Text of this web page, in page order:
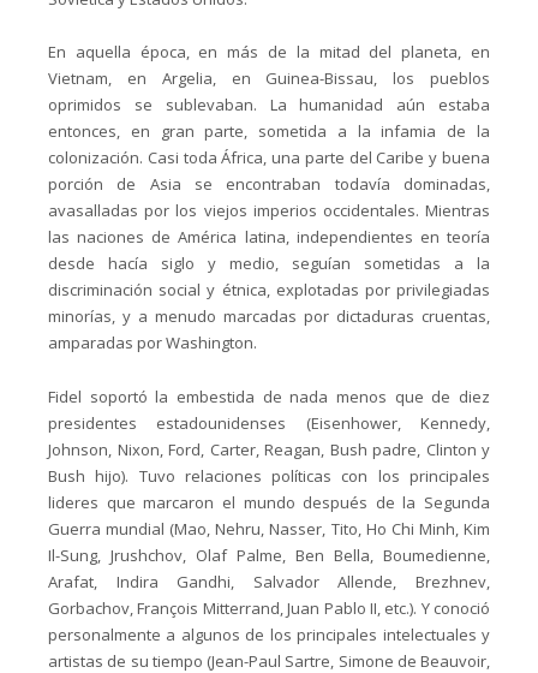
En aquella época, en más de la mitad del planeta, en
Vietnam, en Argelia, en Guinea-Bissau, los pueblos
oprimidos se sublevaban. La humanidad aún estaba
entonces, en gran parte, sometida a la infamia de la
colonización. Casi toda África, una parte del Caribe y buena
porción de Asia se encontraban todavía dominadas,
avasalladas por los viejos imperios occidentales. Mientras
las naciones de América latina, independientes en teoría
desde hacía siglo y medio, seguían sometidas a la
discriminación social y étnica, explotadas por privilegiadas
minorías, y a menudo marcadas por dictaduras cruentas,
amparadas por Washington.
Fidel soportó la embestida de nada menos que de diez
presidentes estadounidenses (Eisenhower, Kennedy,
Johnson, Nixon, Ford, Carter, Reagan, Bush padre, Clinton y
Bush hijo). Tuvo relaciones políticas con los principales
lideres que marcaron el mundo después de la Segunda
Guerra mundial (Mao, Nehru, Nasser, Tito, Ho Chi Minh, Kim
Il-Sung, Jrushchov, Olaf Palme, Ben Bella, Boumedienne,
Arafat, Indira Gandhi, Salvador Allende, Brezhnev,
Gorbachov, François Mitterrand, Juan Pablo II, etc.). Y conoció
personalmente a algunos de los principales intelectuales y
artistas de su tiempo (Jean-Paul Sartre, Simone de Beauvoir,